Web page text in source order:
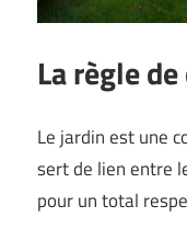
La règle
Le jardin est une
sert de lien entre
pour un total